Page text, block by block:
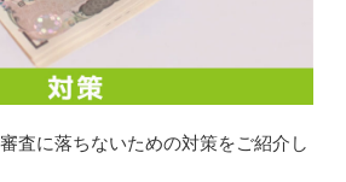
査に落ちないための対策をご紹介し